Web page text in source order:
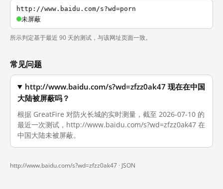
http://www.baidu.com/s?wd=porn
未屏蔽
所示判定基于最近 90 天的测试，与该网址页面一致。
常见问题
http://www.baidu.com/s?wd=zfzz0ak47 现在在中国
大陆被屏蔽吗？
根据 GreatFire 对防火长城的实时测量，截至 2026-07-10 的
最近一次测试，http://www.baidu.com/s?wd=zfzz0ak47 在
中国大陆未被屏蔽。
http://www.baidu.com/s?wd=zfzz0ak47 · JSON